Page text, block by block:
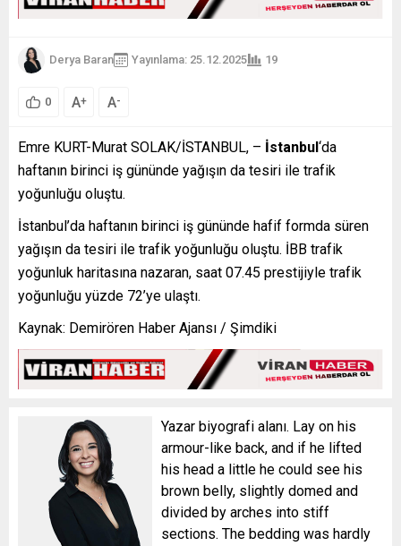
Derya Baran Yayınlama: 25.12.2025 19
0 A+ A-
Emre KURT-Murat SOLAK/İSTANBUL, – İstanbul‘da
haftanın birinci iş gününde yağışın da tesiri ile trafik
yoğunluğu oluştu.
İstanbul’da haftanın birinci iş gününde hafif formda süren
yağışın da tesiri ile trafik yoğunluğu oluştu. İBB trafik
yoğunluk haritasına nazaran, saat 07.45 prestijiyle trafik
yoğunluğu yüzde 72’ye ulaştı.
Kaynak: Demirören Haber Ajansı / Şimdiki
Yazar biyografi alanı. Lay on his
armour-like back, and if he lifted
his head a little he could see his
brown belly, slightly domed and
divided by arches into stiff
sections. The bedding was hardly